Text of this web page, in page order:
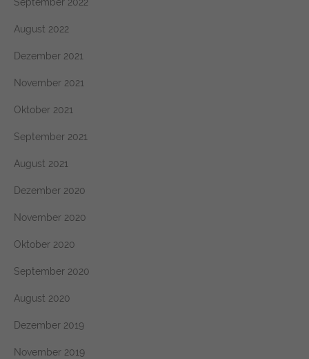
August 2022
Dezember 2021
November 2021
Oktober 2021
September 2021
August 2021
Dezember 2020
November 2020
Oktober 2020
September 2020
August 2020
Dezember 2019
November 2019